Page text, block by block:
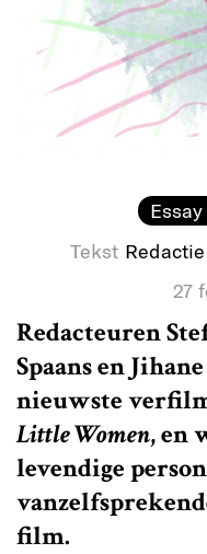
Tekst Redactie
27
Redacteuren
Spaans en
nieuwste
Little Women, en
levendige
film.